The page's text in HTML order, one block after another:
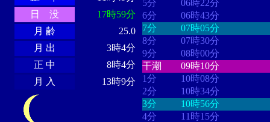
日 没
17時59分
月 齢
25.0
月 出
3時4分
正 中
8時4分
月 入
13時9分
5分
06時22分
6分
06時43分
7分
07時05分
8分
07時30分
9分
08時00分
干潮
09時10分
1分
10時08分
2分
10時34分
3分
10時56分
4分
11時15分